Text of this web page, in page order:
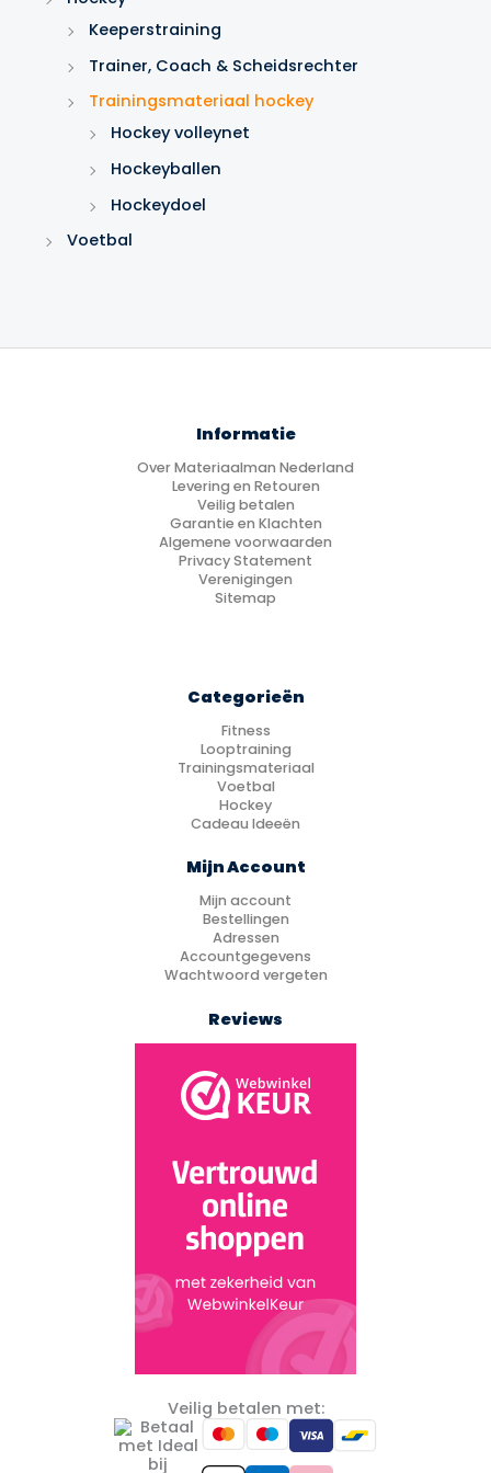
Keeperstraining
Trainer, Coach & Scheidsrechter
Trainingsmateriaal hockey
Hockey volleynet
Hockeyballen
Hockeydoel
Voetbal
Informatie
Over Materiaalman Nederland
Levering en Retouren
Veilig betalen
Garantie en Klachten
Algemene voorwaarden
Privacy Statement
Verenigingen
Sitemap
Categorieën
Fitness
Looptraining
Trainingsmateriaal
Voetbal
Hockey
Cadeau Ideeën
Mijn Account
Mijn account
Bestellingen
Adressen
Accountgegevens
Wachtwoord vergeten
Reviews
Veilig betalen met: